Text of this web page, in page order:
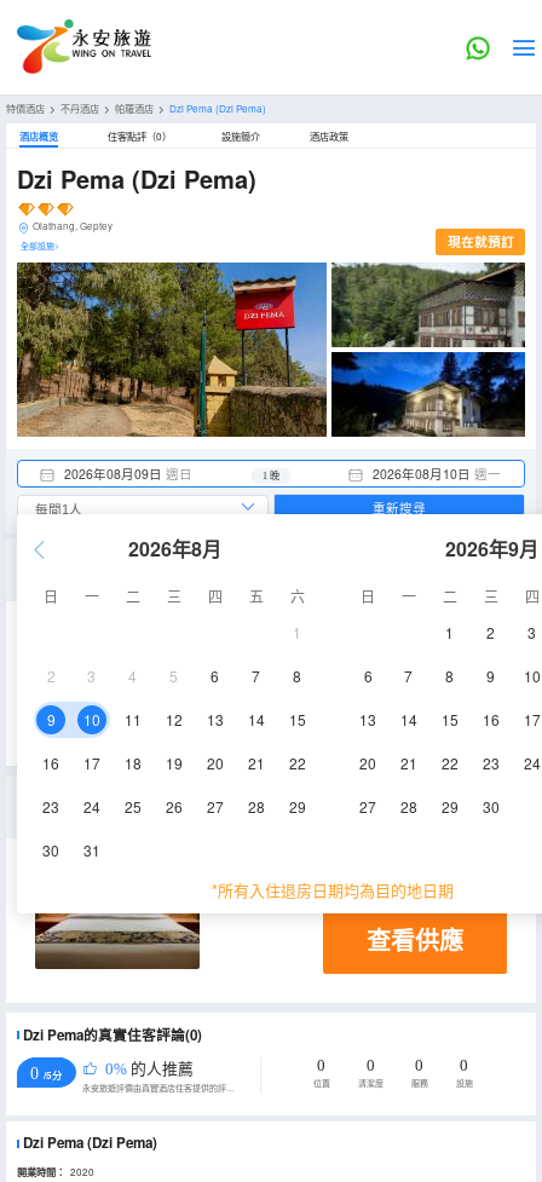
特價酒店 > 不丹酒店 > 帕羅酒店 > Dzi Pema (Dzi Pema)
酒店概览 住客點評（0） 設施簡介 酒店政策
Dzi Pema (Dzi Pema)
Olathang, Geptey
全部設施> 現在就預訂
2026年08月09日 週日 2026年08月10日 週一
1 晚
2026年8月
日 一 二 三 四 五
六
1
2 3 4 5 6 7 8
9 10 11 12 13 14 15
16 17 18 19 20 21 22
23 24 25 26 27 28 29
30 31
2026年9月
日 一 二 三
四
1
2 3
6 7 8 9 10
13 14 15 16 17
20 21 22 23 24
27 28 29 30
*所有入住退房日期均為目的地日期
重新搜尋
傳統大床房
電視機
查看供應
Dzi Pema的真實住客評論(0)
0 /5分 0% 的人推薦
永安旅遊評價由真實酒店住客提供的評價。
0
位置
0
清潔度
0
服務
0
設施
Dzi Pema(Dzi Pema)
開業時間： 2020